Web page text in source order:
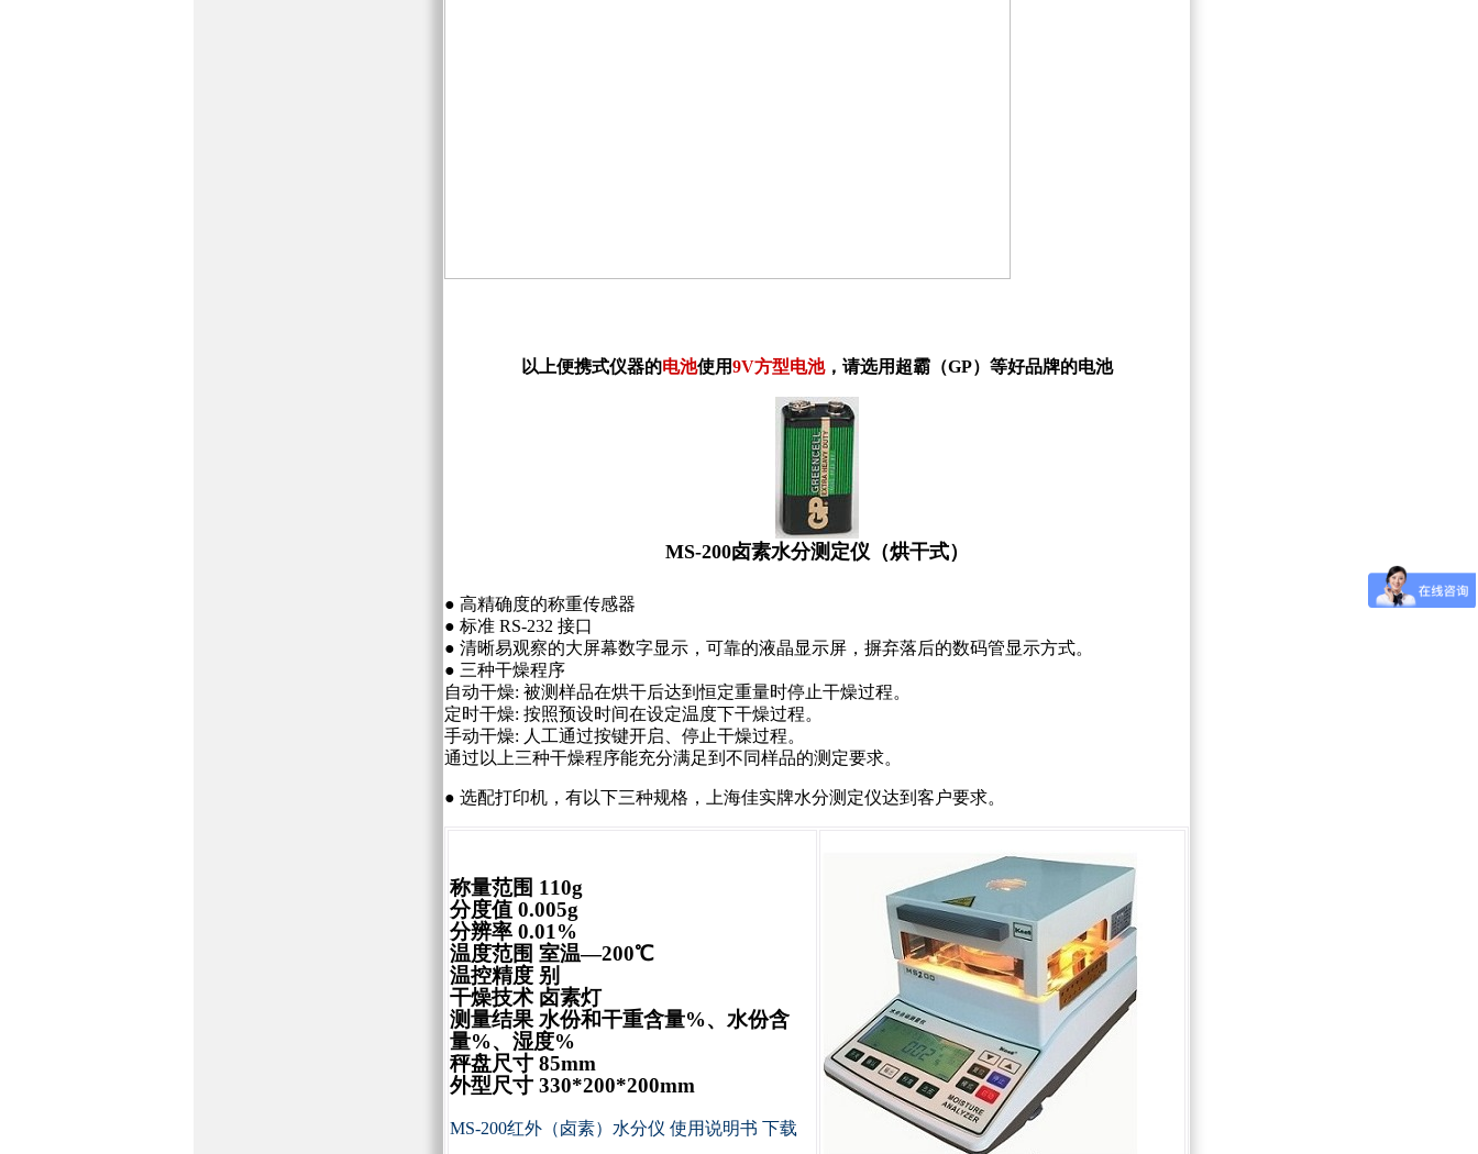
以上便携式仪器的电池使用9V方型电池，请选用超霸（GP）等好品牌的电池
MS-200卤素水分测定仪（烘干式）
● 高精确度的称重传感器
● 标准 RS-232 接口
● 清晰易观察的大屏幕数字显示，可靠的液晶显示屏，摒弃落后的数码管显示方式。
● 三种干燥程序
自动干燥: 被测样品在烘干后达到恒定重量时停止干燥过程。
定时干燥: 按照预设时间在设定温度下干燥过程。
手动干燥: 人工通过按键开启、停止干燥过程。
通过以上三种干燥程序能充分满足到不同样品的测定要求。
● 选配打印机，有以下三种规格，上海佳实牌水分测定仪达到客户要求。
称量范围 110g
分度值 0.005g
分辨率 0.01%
温度范围 室温—200℃
温控精度 别
干燥技术 卤素灯
测量结果 水份和干重含量%、水份含
量%、湿度%
秤盘尺寸 85mm
外型尺寸 330*200*200mm
MS-200红外（卤素）水分仪 使用说明书 下载